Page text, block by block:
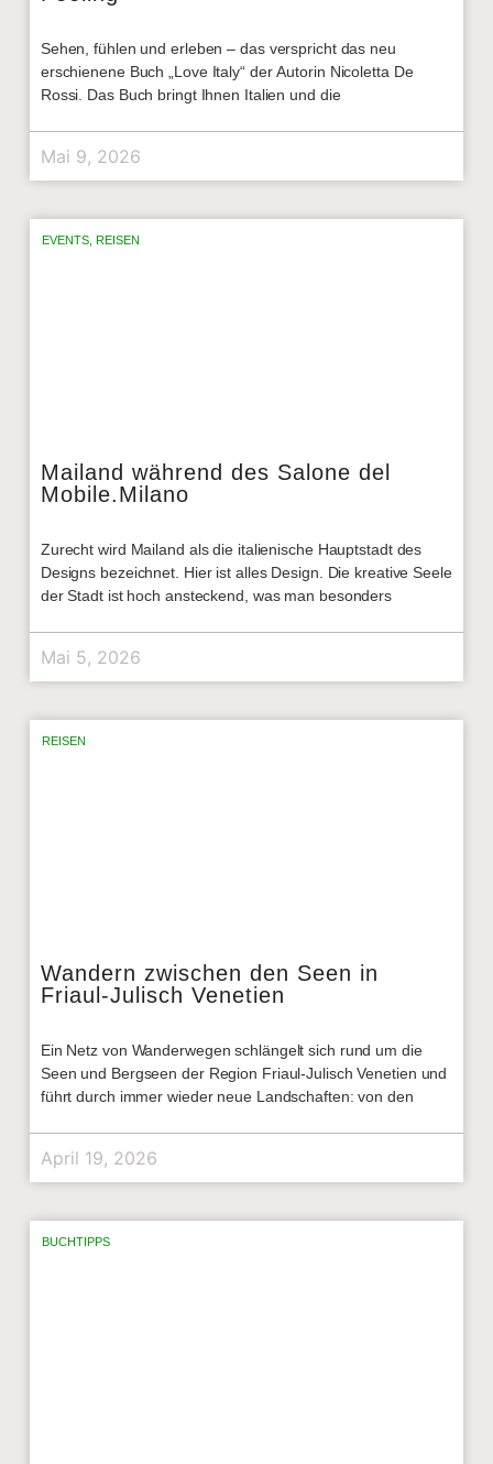
Sehen, fühlen und erleben – das verspricht das neu
erschienene Buch „Love Italy“ der Autorin Nicoletta De
Rossi. Das Buch bringt Ihnen Italien und die
Mai 9, 2026
EVENTS, REISEN
Mailand während des Salone del
Mobile.Milano
Zurecht wird Mailand als die italienische Hauptstadt des
Designs bezeichnet. Hier ist alles Design. Die kreative Seele
der Stadt ist hoch ansteckend, was man besonders
Mai 5, 2026
REISEN
Wandern zwischen den Seen in
Friaul-Julisch Venetien
Ein Netz von Wanderwegen schlängelt sich rund um die
Seen und Bergseen der Region Friaul-Julisch Venetien und
führt durch immer wieder neue Landschaften: von den
April 19, 2026
BUCHTIPPS